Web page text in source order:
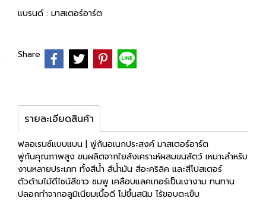
แบรนด์ : มาสเตอร์อาร์ต
Share
รายละเอียดสินค้า
ฟลอเรนซ์แบบแบน | พู่กันอเนกประสงค์ มาสเตอร์อาร์ต
พู่กันคุณภาพสูง ขนผลิตจากใยสังเคราะห์ผสมขนสัตว์ เหมาะสำหรับ
งานหลายประเภท ทั้งสีน้ำ สีน้ำมัน สีอะคริลิค และสีโปสเตอร์
ตัวด้ามไม้ดีไซน์สีขาว ชมพู เคลือบแลคเกอร์เป็นเงางาม ทนทาน
ปลอกทำจากอลูมิเนียมเนื้อดี ไม่ขึ้นสนิม ไร้ขอบตะเข็บ